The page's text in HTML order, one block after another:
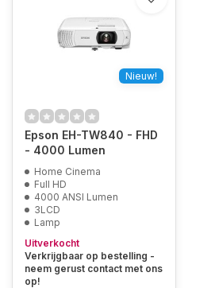
Nieuw!
Epson EH-TW840 - FHD
- 4000 Lumen
Home Cinema
Full HD
4000 ANSI Lumen
3LCD
Lamp
Uitverkocht
Verkrijgbaar op bestelling -
neem gerust contact met ons
op!